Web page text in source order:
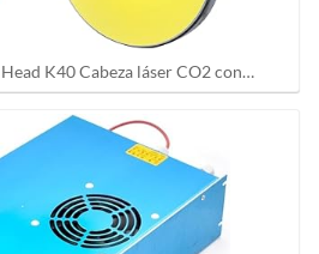
K40 Cabeza láser CO2 con…